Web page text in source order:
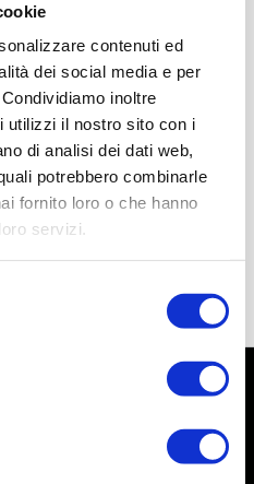
contenuti ed
dei social media e per
inoltre
utilizzi il nostro sito con i
di analisi dei dati web,
potrebbero combinarle
fornito loro o che hanno
servizi.